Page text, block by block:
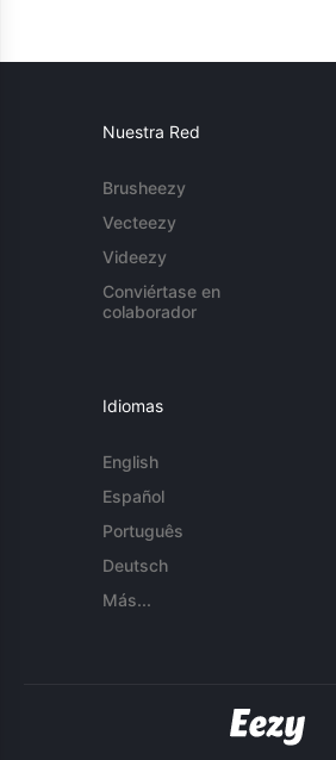
Nuestra Red
Brusheezy
Vecteezy
Videezy
Conviértase en
colaborador
Idiomas
English
Español
Português
Deutsch
Más...